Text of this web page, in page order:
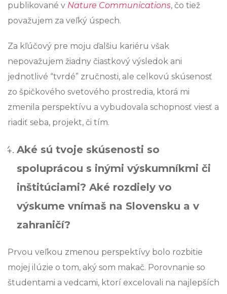
publikované v Nature Communications, čo tiež
považujem za veľký úspech.
Za kľúčový pre moju ďalšiu kariéru však
nepovažujem žiadny čiastkový výsledok ani
jednotlivé “tvrdé” zručnosti, ale celkovú skúsenosť
zo špičkového svetového prostredia, ktorá mi
zmenila perspektívu a vybudovala schopnosť viesť a
riadiť seba, projekt, či tím.
Aké sú tvoje skúsenosti so
spoluprácou s inými výskumníkmi či
inštitúciami? Aké rozdiely vo
výskume vnímaš na Slovensku a v
zahraničí?
Prvou veľkou zmenou perspektívy bolo rozbitie
mojej ilúzie o tom, aký som makač. Porovnanie so
študentami a vedcami, ktorí excelovali na najlepších